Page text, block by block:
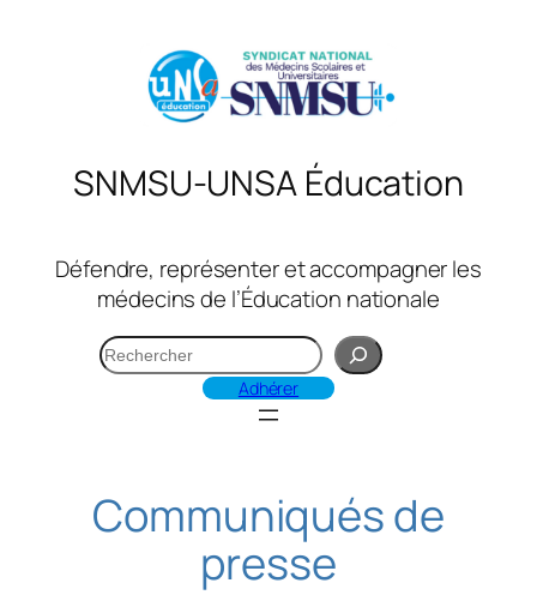
SNMSU-UNSA Éducation
Défendre, représenter et accompagner les
médecins de l’Éducation nationale
R
e
r
c
Adhérer
Communiqués de
presse